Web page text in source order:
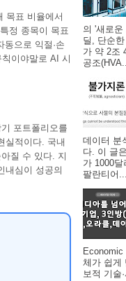
목표 비율에서
정 종목이 목표
으로 익절·손
이야말로 AI 시
포트폴리오를
실적이다. 국내
질 수 있다. 지
내심이 성공의
의 '새로
딜, 단순
가 약 2조
공조
데이터 분
다. 이 글
가 1000
팔란티어...
체가 쉽게
보적 기술